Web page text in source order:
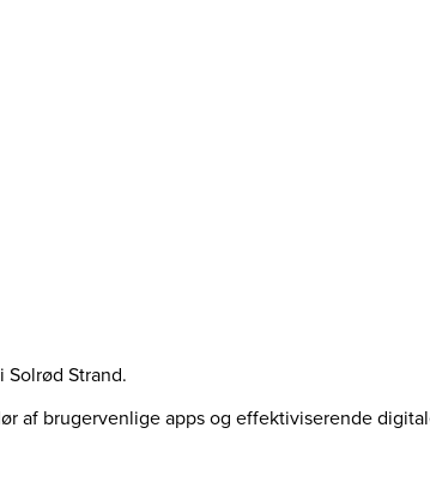
Strand.
af brugervenlige apps og effektiviserende